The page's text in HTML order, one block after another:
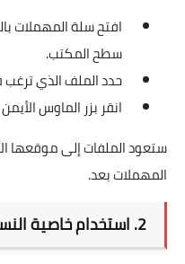
افتح سلة المهملات
سطح المكتب.
حدد الملف الذي
انقر بزر الماوس
ستعود الملفات إلى موقعها
المهملات بعد.
2. استخدام خاصية النسخ الاحتياطي (File History)